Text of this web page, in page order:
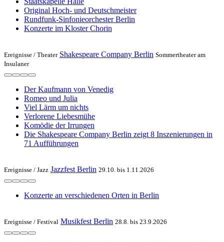
Original Hoch- und Deutschmeister
Rundfunk-Sinfonieorchester Berlin
Konzerte im Kloster Chorin
Ereignisse / Theater Shakespeare Company Berlin Sommertheater am
Insulaner
Der Kaufmann von Venedig
Romeo und Julia
Viel Lärm um nichts
Verlorene Liebesmühe
Komödie der Irrungen
Die Shakespeare Company Berlin zeigt 8 Inszenierungen in
71 Aufführungen
Ereignisse / Jazz Jazzfest Berlin 29.10. bis 1.11.2026
Konzerte an verschiedenen Orten in Berlin
Ereignisse / Festival Musikfest Berlin 28.8. bis 23.9.2026